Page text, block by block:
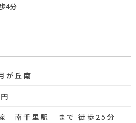
4分
が丘南
南千里駅 まで 徒歩25分